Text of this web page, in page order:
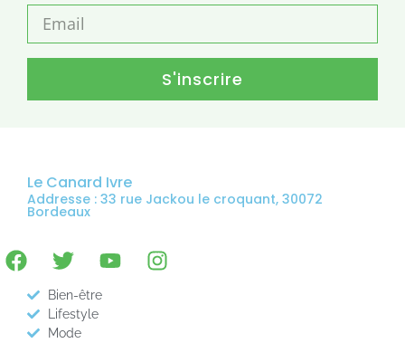
S'inscrire
Le Canard Ivre
Addresse : 33 rue Jackou le croquant, 30072
Bordeaux
Bien-être
Lifestyle
Mode